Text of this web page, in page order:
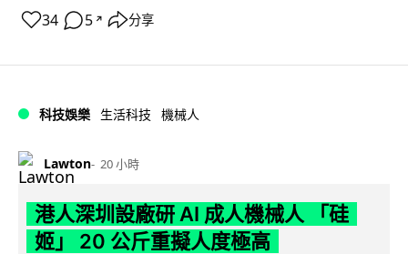
34 5 ↗ 分享
科技娛樂 生活科技 機械人
Lawton 20 小時
港人深圳設廠研 AI 成人機械人 「硅
姬」 20 公斤重擬人度極高